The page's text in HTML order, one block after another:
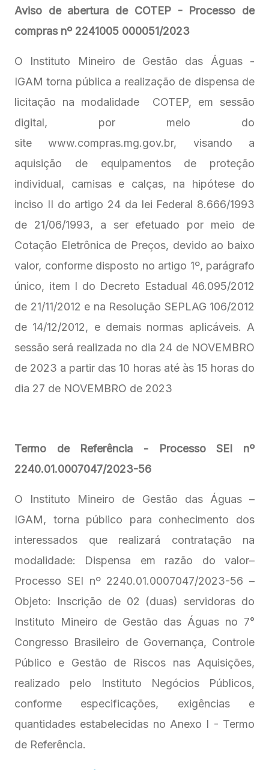
Aviso de abertura de COTEP - Processo de
compras nº 2241005 000051/2023
O Instituto Mineiro de Gestão das Águas -
IGAM torna pública a realização de dispensa de
licitação na modalidade COTEP, em sessão
digital, por meio do
site www.compras.mg.gov.br, visando a
aquisição de equipamentos de proteção
individual, camisas e calças, na hipótese do
inciso II do artigo 24 da lei Federal 8.666/1993
de 21/06/1993, a ser efetuado por meio de
Cotação Eletrônica de Preços, devido ao baixo
valor, conforme disposto no artigo 1º, parágrafo
único, item I do Decreto Estadual 46.095/2012
de 21/11/2012 e na Resolução SEPLAG 106/2012
de 14/12/2012, e demais normas aplicáveis. A
sessão será realizada no dia 24 de NOVEMBRO
de 2023 a partir das 10 horas até às 15 horas do
dia 27 de NOVEMBRO de 2023
Termo de Referência - Processo SEI nº
2240.01.0007047/2023-56
O Instituto Mineiro de Gestão das Águas –
IGAM, torna público para conhecimento dos
interessados que realizará contratação na
modalidade: Dispensa em razão do valor–
Processo SEI nº 2240.01.0007047/2023-56 –
Objeto: Inscrição de 02 (duas) servidoras do
Instituto Mineiro de Gestão das Águas no 7°
Congresso Brasileiro de Governança, Controle
Público e Gestão de Riscos nas Aquisições,
realizado pelo Instituto Negócios Públicos,
conforme especificações, exigências e
quantidades estabelecidas no Anexo I - Termo
de Referência.